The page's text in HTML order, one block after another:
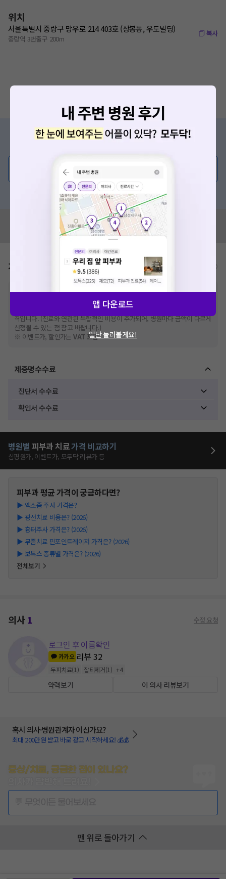
위치
서울특별시 중랑구 망우로 214 403호 (상봉동, 우도빌딩)
중랑역 3번출구 200m
복사
증상/치료, 궁금한 점이 있나요?
💬 무엇이든 물어보세요
혹은, 의료상담 서비스에 다양한 게시글 보러가기
혹시 잘못된 병원정보가 있나요?
모두닥 팀에 알려주세요!
가격표 비급여/급여 진료란?
※비급여 항목의 경우,추가비용 등으로 실제 가격과 상이할 수 있으니, 정확
한 가격은 해당 의료기관에 직접 문의해주세요.
건강보험심사평가원에 고지되어 있는 급여 진료 기준 가
격입니다. (진료와 연관된 복합적인 비용이 추가되어, 병원마다 금액이 다르게
산정될 수 있는 점 참고 바랍니다.)
※ 이벤트가, 할인가는VAT 포함
제증명수수료
진단서 수수료
확인서 수수료
병원별 피부과 치료가격 비교하기
심평원가, 이벤트가, 모두닥 리뷰가 등
피부과평균 가격이 궁금하다면?
▶ 엑소좀 주사 가격은?
▶ 광선치료 비용은? (2026)
▶ 흉터주사 가격은? (2026)
▶ 무좀치료 핀포인트레이저 가격은? (2026)
▶ 보톡스 종류별 가격은? (2026)
전체보기
의사1 수정 요청
로그인 후 이름확인
카카오 리뷰32
두피치료(1 ) 잡티제거(1 ) +4
약력보기 이 의사 리뷰보기
혹시 의사·병원관계자 이신가요?
최대 200만원 받고 바로 광고 시작하세요! 💰💰
증상/치료, 궁금한 점이 있나요?
맨 위로 돌아가기
앱 다운로드
일단 둘러볼게요!